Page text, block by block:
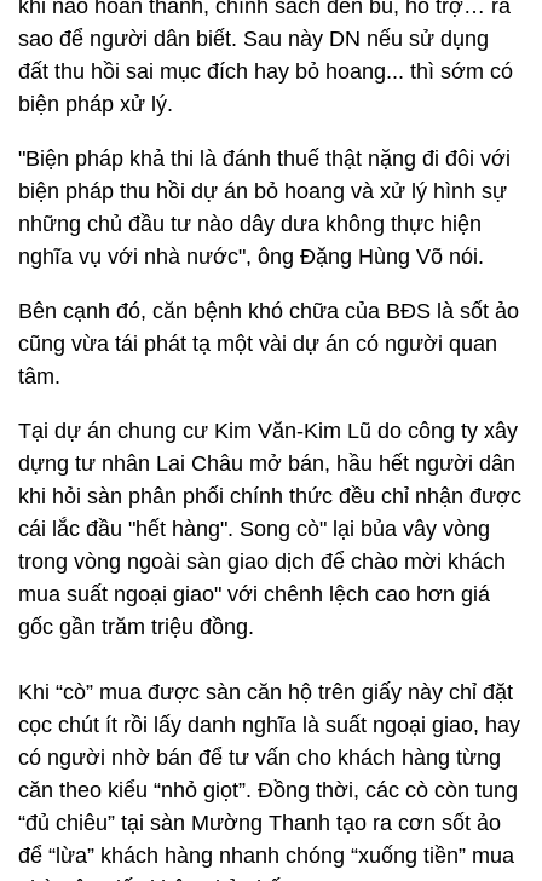
khi nào hoàn thành, chính sách đền bù, hỗ trợ… ra
sao để người dân biết. Sau này DN nếu sử dụng
đất thu hồi sai mục đích hay bỏ hoang... thì sớm có
biện pháp xử lý.
"Biện pháp khả thi là đánh thuế thật nặng đi đôi với
biện pháp thu hồi dự án bỏ hoang và xử lý hình sự
những chủ đầu tư nào dây dưa không thực hiện
nghĩa vụ với nhà nước", ông Đặng Hùng Võ nói.
Bên cạnh đó, căn bệnh khó chữa của BĐS là sốt ảo
cũng vừa tái phát tạ một vài dự án có người quan
tâm.
Tại dự án chung cư Kim Văn-Kim Lũ do công ty xây
dựng tư nhân Lai Châu mở bán, hầu hết người dân
khi hỏi sàn phân phối chính thức đều chỉ nhận được
cái lắc đầu "hết hàng". Song cò" lại bủa vây vòng
trong vòng ngoài sàn giao dịch để chào mời khách
mua suất ngoại giao" với chênh lệch cao hơn giá
gốc gần trăm triệu đồng.
Khi “cò” mua được sàn căn hộ trên giấy này chỉ đặt
cọc chút ít rồi lấy danh nghĩa là suất ngoại giao, hay
có người nhờ bán để tư vấn cho khách hàng từng
căn theo kiểu “nhỏ giọt”. Đồng thời, các cò còn tung
“đủ chiêu” tại sàn Mường Thanh tạo ra cơn sốt ảo
để “lừa” khách hàng nhanh chóng “xuống tiền” mua